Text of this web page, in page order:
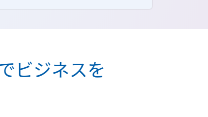
ビジネスを